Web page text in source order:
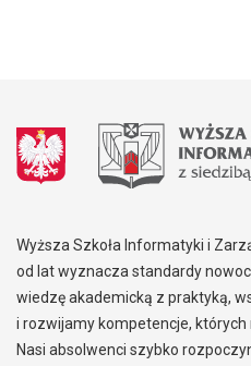
Wyższa Szkoła Informatyki i
od lat wyznacza standardy
wiedzę akademicką z praktyką,
i rozwijamy kompetencje, których
Nasi absolwenci szybko